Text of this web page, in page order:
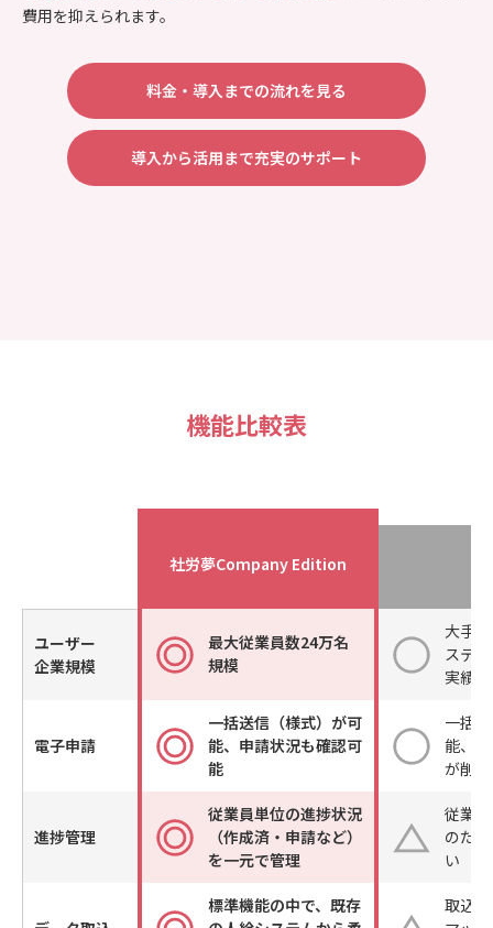
費用を抑えられます。
料金・導入までの流れを見る
導入から活用まで充実のサポート
機能比較表
社労夢Company Edition
ユーザー
企業規模
最大従業員数24万名
規模
大手
ステ
実績
電子申請
一括送信（様式）が可
能、申請状況も確認可
能
一括
能、
が削
進捗管理
従業員単位の進捗状況
（作成済・申請など）
を一元で管理
従業
のた
い
標準機能の中で、既存
取込